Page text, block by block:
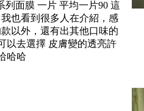
列面膜 一片 平均一片90 這
也看到很多人在介紹，感
以外，還有出其他口味的
以去選擇 皮膚變的透亮許
哈哈